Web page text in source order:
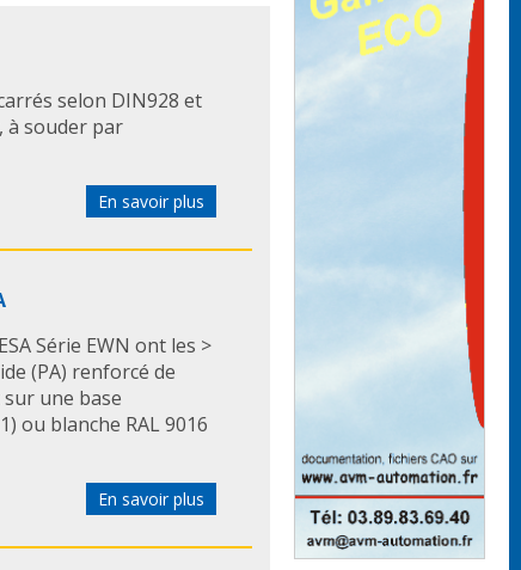
selon DIN928 et
à souder par
En savoir plus
Série EWN ont les >
(PA) renforcé de
une base
ou blanche RAL 9016
En savoir plus